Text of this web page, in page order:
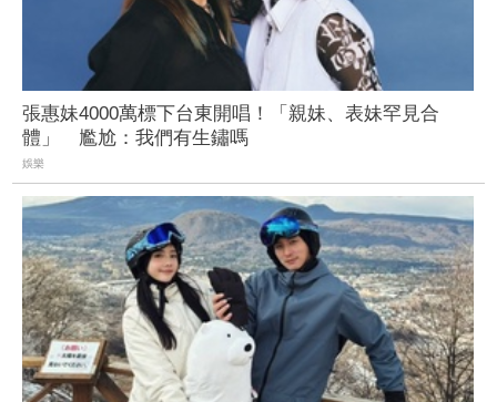
張惠妹4000萬標下台東開唱！「親妹、表妹罕見合
體」 尷尬：我們有生鏽嗎
娛樂